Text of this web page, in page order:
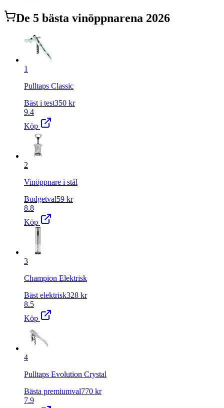
De 5 bästa vinöppnarena 2026
1
Pulltaps Classic
Bäst i test350 kr
9.4
Köp
2
Vinöppnare i stål
Budgetval59 kr
8.8
Köp
3
Champion Elektrisk
Bäst elektrisk328 kr
8.5
Köp
4
Pulltaps Evolution Crystal
Bästa premiumval770 kr
7.9